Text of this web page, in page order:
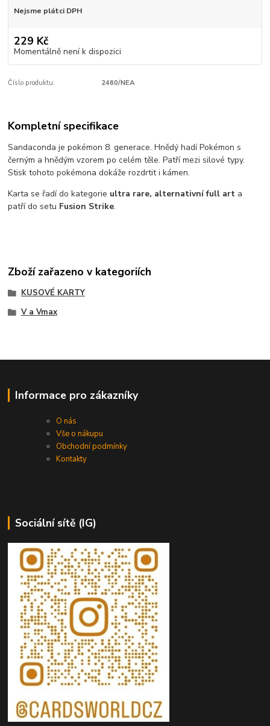
Nejsme plátci DPH
229 Kč
Momentálně není k dispozici
Číslo produktu: 2460/NEA
Kompletní specifikace
Sandaconda je pokémon 8. generace. Hnědý hadí Pokémon s
černým a hnědým vzorem po celém těle. Patří mezi silové typy.
Stisk tohoto pokémona dokáže rozdrtit i kámen.
Karta se řadí do kategorie ultra rare, alternativní full art a
patří do setu Fusion Strike.
Zboží zařazeno v kategoriích
KUSOVÉ KARTY
V a Vmax
Informace pro zákazníky
O nás
Vše o nákupu
Obchodní podmínky
Kontakty
Sociální sítě (IG)